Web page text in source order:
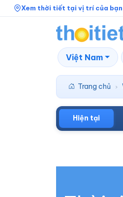
Xem thời tiết tại vị trí của bạn
Việt Nam
Trang chủ ›
Hiện tại